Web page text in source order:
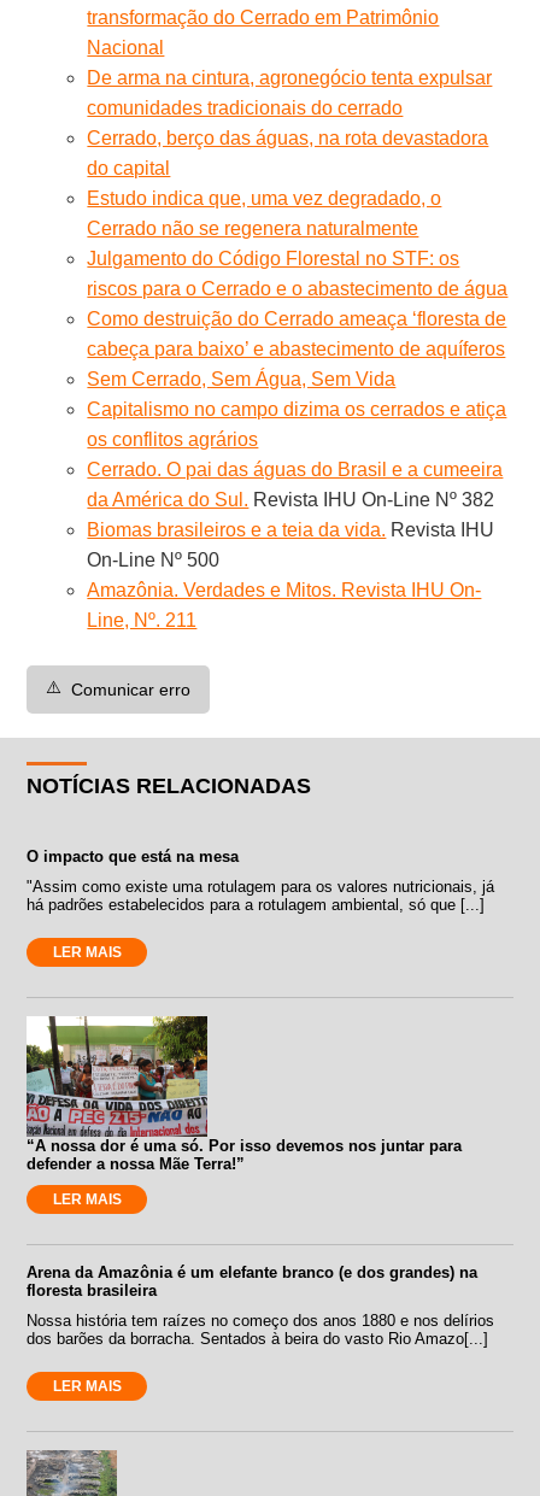
transformação do Cerrado em Patrimônio
Nacional
De arma na cintura, agronegócio tenta expulsar
comunidades tradicionais do cerrado
Cerrado, berço das águas, na rota devastadora
do capital
Estudo indica que, uma vez degradado, o
Cerrado não se regenera naturalmente
Julgamento do Código Florestal no STF: os
riscos para o Cerrado e o abastecimento de água
Como destruição do Cerrado ameaça ‘floresta de
cabeça para baixo’ e abastecimento de aquíferos
Sem Cerrado, Sem Água, Sem Vida
Capitalismo no campo dizima os cerrados e atiça
os conflitos agrários
Cerrado. O pai das águas do Brasil e a cumeeira
da América do Sul. Revista IHU On-Line Nº 382
Biomas brasileiros e a teia da vida. Revista IHU
On-Line Nº 500
Amazônia. Verdades e Mitos. Revista IHU On-
Line, Nº. 211
⚠️ Comunicar erro
NOTÍCIAS RELACIONADAS
O impacto que está na mesa
"Assim como existe uma rotulagem para os valores nutricionais, já
há padrões estabelecidos para a rotulagem ambiental, só que [...]
LER MAIS
“A nossa dor é uma só. Por isso devemos nos juntar para
defender a nossa Mãe Terra!”
LER MAIS
Arena da Amazônia é um elefante branco (e dos grandes) na
floresta brasileira
Nossa história tem raízes no começo dos anos 1880 e nos delírios
dos barões da borracha. Sentados à beira do vasto Rio Amazo[...]
LER MAIS